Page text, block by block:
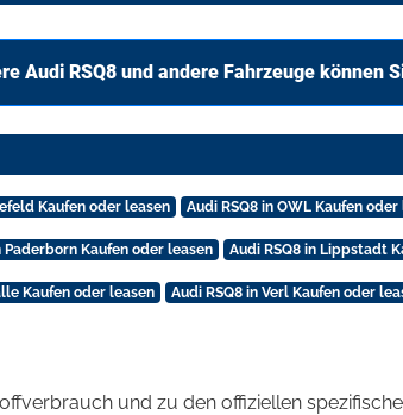
Audi RSQ8 und andere Fahrzeuge können
Kaufen oder leasen Audi RSQ8 in OWL Kaufen oder
Paderborn Kaufen oder leasen Audi RSQ8 in Lippstadt
Kaufen oder leasen Audi RSQ8 in Verl Kaufen oder
und zu den offiziellen